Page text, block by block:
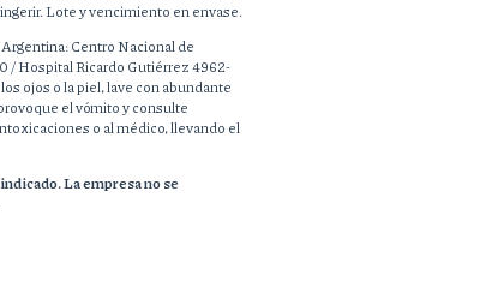
Lote y vencimiento en envase.
Centro Nacional de
Hospital Ricardo Gutiérrez 4962-
ojos o la piel, lave con abundante
el vómito y consulte
o al médico, llevando el
La empresa no se